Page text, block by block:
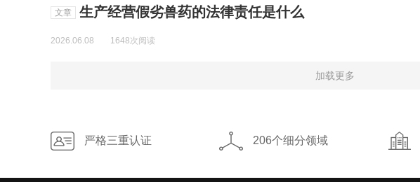
文章 生产经营假劣兽药的法律责任是什么
2026.06.08 1648次阅读
加载更多
严格三重认证 206个细分领域